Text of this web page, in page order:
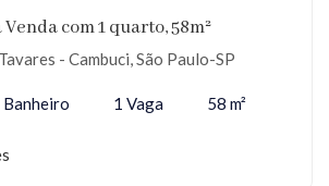
com 1 quarto, 58m²
- Cambuci, São Paulo-SP
Banheiro 1 Vaga 58 m²